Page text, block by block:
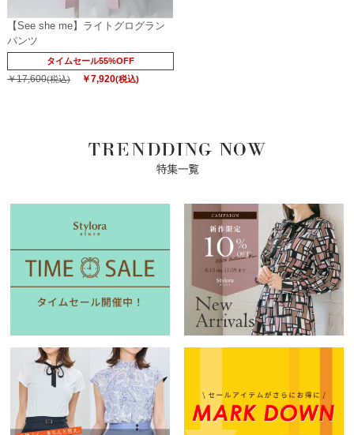
【See she me】ライトグログラン
パンツ
タイムセール55%OFF
￥17,600(税込) ￥7,920(税込)